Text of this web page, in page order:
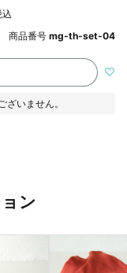
込
商品番号 mg-th-set-04
いません。
ン